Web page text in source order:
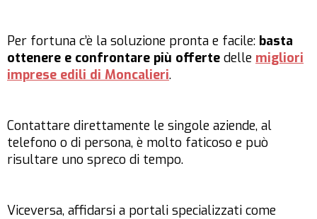
Per fortuna c’è la soluzione pronta e facile: basta
ottenere e confrontare più offerte delle migliori
imprese edili di Moncalieri.
Contattare direttamente le singole aziende, al
telefono o di persona, è molto faticoso e può
risultare uno spreco di tempo.
Viceversa, affidarsi a portali specializzati come